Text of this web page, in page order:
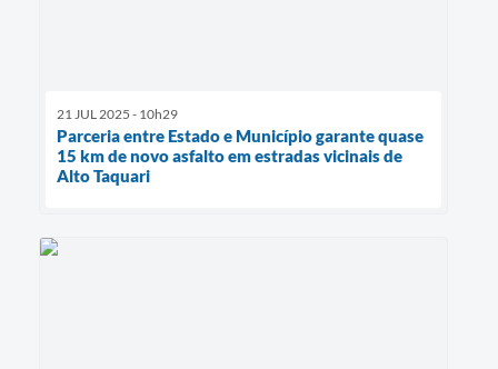
21 JUL 2025 - 10h29
Parceria entre Estado e Município garante quase
15 km de novo asfalto em estradas vicinais de
Alto Taquari